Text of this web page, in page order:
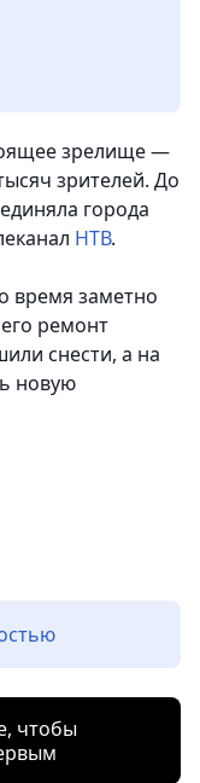
зрелище —
зрителей. До
города
НТВ.
время заметно
ремонт
снести, а на
новую
чтобы